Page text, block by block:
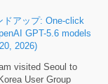
ドアップ: One-click
GPT-5.6 models
2026)
visited Seoul to
User Group